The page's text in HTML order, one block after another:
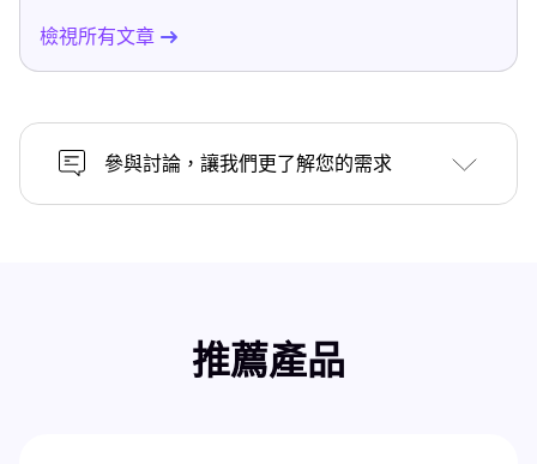
檢視所有文章
參與討論，讓我們更了解您的需求
推薦產品